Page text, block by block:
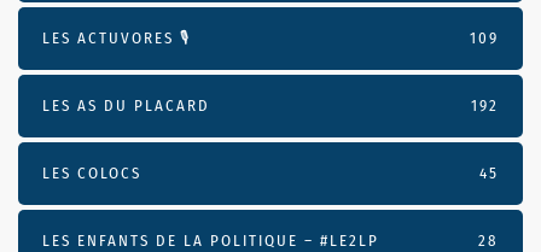
LES ACTUVORES 🎙 109
LES AS DU PLACARD 192
LES COLOCS 45
LES ENFANTS DE LA POLITIQUE – #LE2LP 28